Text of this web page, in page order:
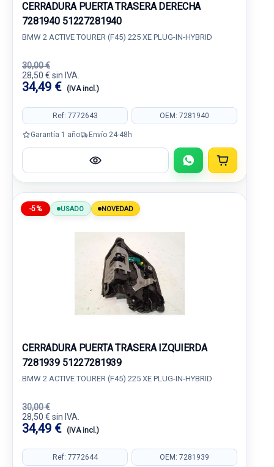
CERRADURA PUERTA TRASERA DERECHA
7281940 51227281940
BMW 2 ACTIVE TOURER (F45) 225 XE PLUG-IN-HYBRID
30,00 €
28,50 € sin IVA.
34,49 € (IVA incl.)
Ref: 7772643 OEM: 7281940
Garantía 1 año Envío 24-48h
-5% USADO NOVEDAD
CERRADURA PUERTA TRASERA IZQUIERDA
7281939 51227281939
BMW 2 ACTIVE TOURER (F45) 225 XE PLUG-IN-HYBRID
30,00 €
28,50 € sin IVA.
34,49 € (IVA incl.)
Ref: 7772644 OEM: 7281939